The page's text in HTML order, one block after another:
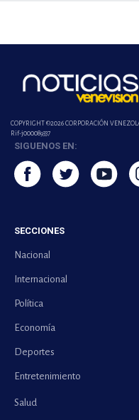
COPYRIGHT ©2026 CORPORACIÓN
Rif-j000089337
SIGUENOS EN:
SECCIONES
Nacional
Internacional
Política
Economía
Deportes
Entretenimiento
Salud